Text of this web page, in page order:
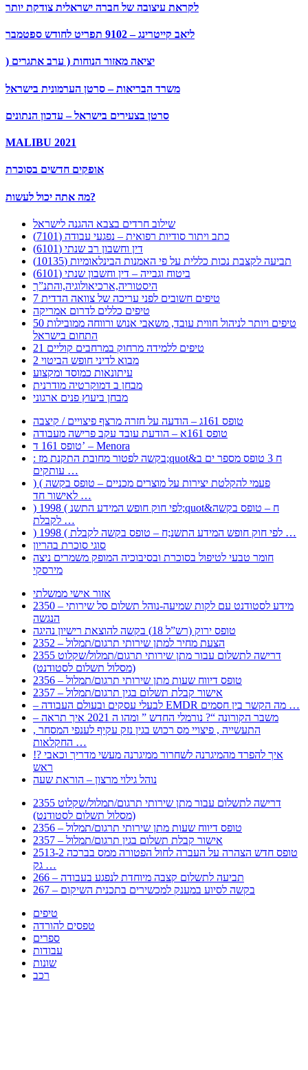
לקראת עיצובה של חברה ישראלית צודקת יותר
ליאב קייטרינג – 9102 תפריט לחודש ספטמבר
) יציאה מאזור הנוחות ( ערב אתגרים
משרד הבריאות – סרטן הערמונית בישראל
סרטן בצעירים בישראל – עדכון הנתונים
MALIBU 2021
אופקים חדשים בסוכרת
מה אתה יכול לעשות?
שילוב חרדים בצבא ההגנה לישראל
כתב ויתור סודיות רפואית – נפגעי עבודה (7101)
דין וחשבון רב שנתי (6101)
תביעה לקצבת נכות כללית על פי האמנות הבינלאומיות (10135)
ביטוח וגבייה – דין וחשבון שנתי (6101)
היסטוריה,ארכיאולוגיה,והתנ”ך
7 טיפים חשובים לפני עריכה של צוואה הדדית
טיפים כללים לדרום אמריקה
50 טיפים ויותר לניהול חווית עובד, משאבי אנוש ורווחה ממובילות
התחום בישראל
21 טיפים ללמידה מרחוק במרחבים קוליים
מבוא לדיני חופש הביטוי 2
עיתונאות כמוסד ומקצוע
מבחן ב דמוקרטיה מודרנית
מבחן ביעוץ פנים ארגוני
טופס 161ג – הודעה על חזרה מרצף פיצויים / קיצבה
טופס 161א – הודעת עובד עקב פרישה מעבודה
טופס 161 ד’ – Menora
: בקשה לפטור מחובת התקנת מז;quot&ח 3 טופס מספר ים ב
עותקים …
) ( פעמי להקלטת יצירות על מוצרים מכניים – טופס בקשה
לאישור חד …
) 1998 ( לפי חוק חופש המידע התשנ;quot&ח – טופס בקשה
לקבלת …
) 1998 ( לפי חוק חופש המידע התשנ;ח – טופס בקשה לקבלת …
סוגי סוכרת בהריון
חומר טבעי לטיפול בסוכרת ובסיבוכיה המופק משמרים ניצה
מירסקי
אזור אישי ממשלתי
2350 – מידע לסטודנט עם לקות שמיעה-נוהל תשלום סל שירותי
הנגשה
טופס ירוק (רש”ל 18) בקשה להוצאת רישיון נהיגה
2352 – הצעת מחיר למתן שירותי תרגום/תמלול
2355 דרישה לתשלום עבור מתן שירותי תרגום/תמלול/שקלוט
(מסלול תשלום לסטודנט)
2356 – טופס דיווח שעות מתן שירותי תרגום/תמלול
2357 – אישור קבלת תשלום בגין תרגום/תמלול
– לבעלי עסקים ובעולם העבודה EMDR מה הקשר בין חסמים …
– משבר הקורונה “? נורמלי החדש ” ומהו ה 2021 איך תראה
, התעשייה , פיצויי מס רכוש בגין נזק עקיף לענפי המסחר
החקלאות …
!? איך להפרד מהמיגרנה לשחרור ממיגרנה מעשי מדריך וכאבי
ראש
נוהל גילוי מרצון – הוראת שעה
2355 דרישה לתשלום עבור מתן שירותי תרגום/תמלול/שקלוט
(מסלול תשלום לסטודנט)
2356 – טופס דיווח שעות מתן שירותי תרגום/תמלול
2357 – אישור קבלת תשלום בגין תרגום/תמלול
2513-2 טופס חדש הצהרה על העברה לחול הפטורה ממס בברכה
גק …
266 – תביעה לתשלום קצבה מיוחדת לנפגע בעבודה
267 – בקשה לסיוע במענק למכשירים בתכנית השיקום
טיפים
טפסים להורדה
ספרים
עבודות
שונות
רכב